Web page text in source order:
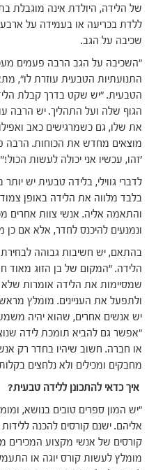
של הלידה, היולדת אינה מוגבלת
ללדת בכריעה או בעמידה על
שכיבה על הגב.
"השכיבה על הגב הרבה פעמים
התנועתיות הטבעית עוזרת לו",
הטבעית. "יש שקט בדרך קבלת
הגוף שלה ועל התהליך. יש הרבה
את שלו, גם כשמרגישים כאב
מוצאים מחדש את הכוחות. הרבה
'זהו, עכשיו אני יכולה לעשות
לדברי גווילי, בלידה טבעית יש
בלבד מלווה את הלידה באופן
והתאמה אליה. אנשי צוות אחרים
ונמנעים להיכנס לחדר, אלא אם כן
בהתאם, יש חשיבות גבוהה לבחירת
הלידה. "המקום של בן הזוג מאוד
שמסיימות את הלידה אומרות שלא
ולתפעל את העניינים. מומלץ
יש אנשים אחרים, שהוא יהיה
"אפשר גם להביא תומכת לידה
או חברה. חשוב שיהיו בחדר רק
מחבקים ומכילים ולא נלחצים
איך כדאי להתכונן ללידה טבעית?
"יש המון ספרים טובים בנושא,
אליהם. ישנם קורסים להכנה
קורסים של אנשי מקצוע המכירים
מומלץ לעשות קורס יוגה או